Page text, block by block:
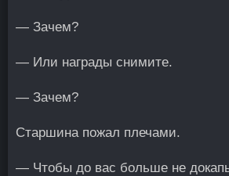
— Зачем?
— Или награды снимите.
— Зачем?
Старшина пожал плечами.
— Чтобы до вас больше не